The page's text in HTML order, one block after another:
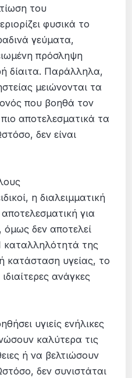
του
φυσικά το
γεύματα,
πρόσληψη
δίαιτα. Παράλληλα,
μειώνονται τα
που βοηθά τον
αποτελεσματικά τα
δεν είναι
η διαλειμματική
για
δεν αποτελεί
καταλληλότητά της
κατάσταση υγείας, το
ανάγκες
υγιείς ενήλικες
καλύτερα τις
ή να βελτιώσουν
δεν συνιστάται